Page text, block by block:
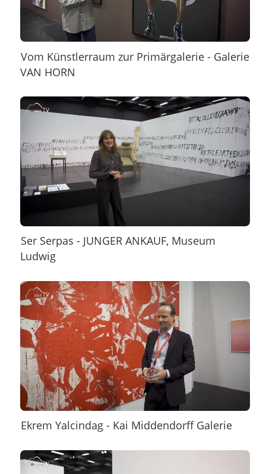
Vom Künstlerraum zur Primärgalerie - Galerie
VAN HORN
Ser Serpas - JUNGER ANKAUF, Museum
Ludwig
Ekrem Yalcindag - Kai Middendorff Galerie